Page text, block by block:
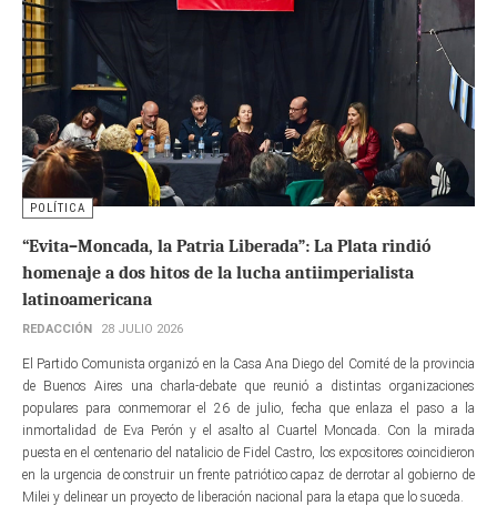
POLÍTICA
“Evita–Moncada, la Patria Liberada”: La Plata rindió
homenaje a dos hitos de la lucha antiimperialista
latinoamericana
REDACCIÓN 28 JULIO 2026
El Partido Comunista organizó en la Casa Ana Diego del Comité de la provincia
de Buenos Aires una charla-debate que reunió a distintas organizaciones
populares para conmemorar el 26 de julio, fecha que enlaza el paso a la
inmortalidad de Eva Perón y el asalto al Cuartel Moncada. Con la mirada
puesta en el centenario del natalicio de Fidel Castro, los expositores coincidieron
en la urgencia de construir un frente patriótico capaz de derrotar al gobierno de
Milei y delinear un proyecto de liberación nacional para la etapa que lo suceda.